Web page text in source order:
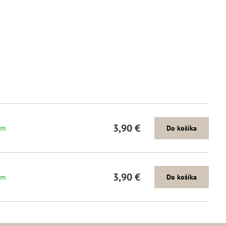
3,90 € Do košíka
3,90 € Do košíka